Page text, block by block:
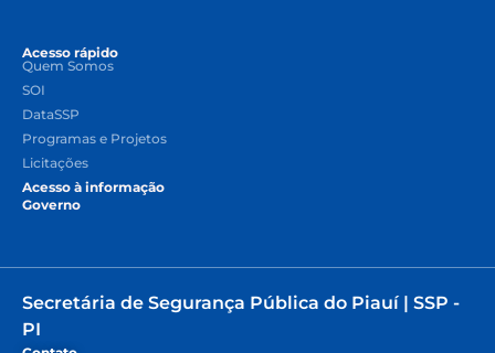
Acesso rápido
Quem Somos
SOI
DataSSP
Programas e Projetos
Licitações
Acesso à informação
Governo
Secretária de Segurança Pública do Piauí | SSP -
PI